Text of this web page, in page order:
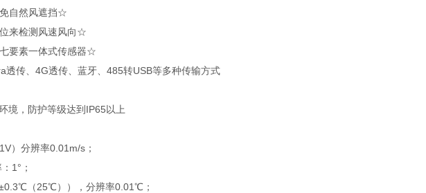
自然风遮挡☆
来检测风速风向☆
要素一体式传感器☆
传、4G透传、蓝牙、485转USB等多种传输方式
境，防护等级达到IP65以上
）分辨率0.01m/s；
1°；
（25℃）），分辨率0.01℃；